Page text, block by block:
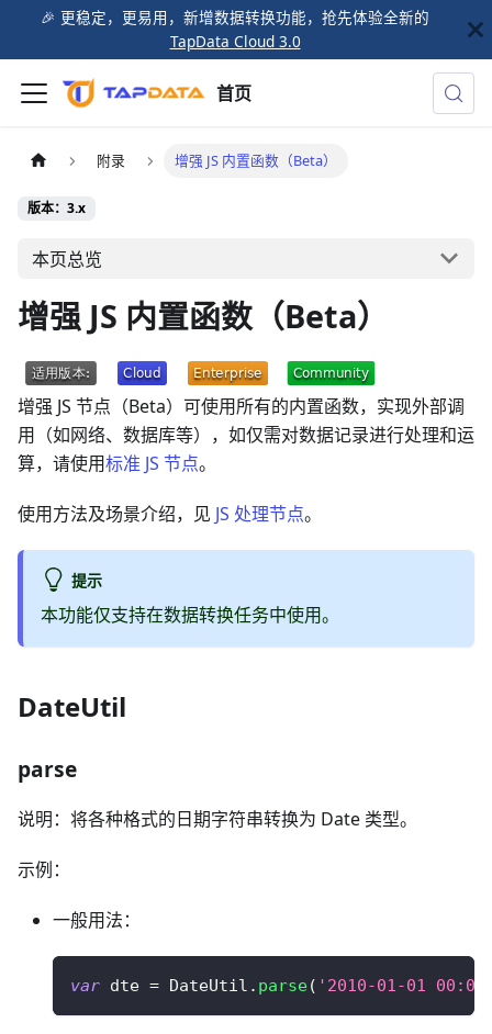
🎉️ 更稳定，更易用，新增数据转换功能，抢先体验全新的
TapData Cloud 3.0
首页
附录 增强 JS 内置函数（Beta）
版本：3.x
本页总览
增强 JS 内置函数（Beta）
增强 JS 节点（Beta）可使用所有的内置函数，实现外部调
用（如网络、数据库等），如仅需对数据记录进行处理和运
算，请使用标准 JS 节点。
使用方法及场景介绍，见 JS 处理节点。
提示
本功能仅支持在数据转换任务中使用。
DateUtil
parse
说明：将各种格式的日期字符串转换为 Date 类型。
示例：
一般用法：
var dte = DateUtil . parse( '2010-01-01